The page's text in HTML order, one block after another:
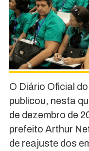
O Diário Oficial
publicou, nesta
de dezembro de
prefeito Arthur
de reajuste dos